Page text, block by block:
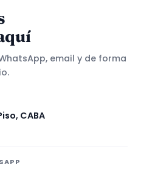
email y de forma
CABA